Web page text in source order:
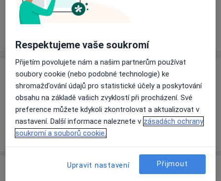
Ceník
Informace o službách a cenách nejsou k dispozici
Tento specialista ještě nepřidával žádné informace o
svých službách.
Respektujeme vaše soukromí
Přijetím povolujete nám a našim partnerům používat
soubory cookie (nebo podobné technologie) ke
shromažďování údajů pro statistické účely a poskytování
obsahu na základě vašich zvyklostí při procházení. Své
preference můžete kdykoli zkontrolovat a aktualizovat v
nastavení. Další informace naleznete v zásadách ochrany
soukromí a souborů cookie.
Upravit nastavení Přijmout